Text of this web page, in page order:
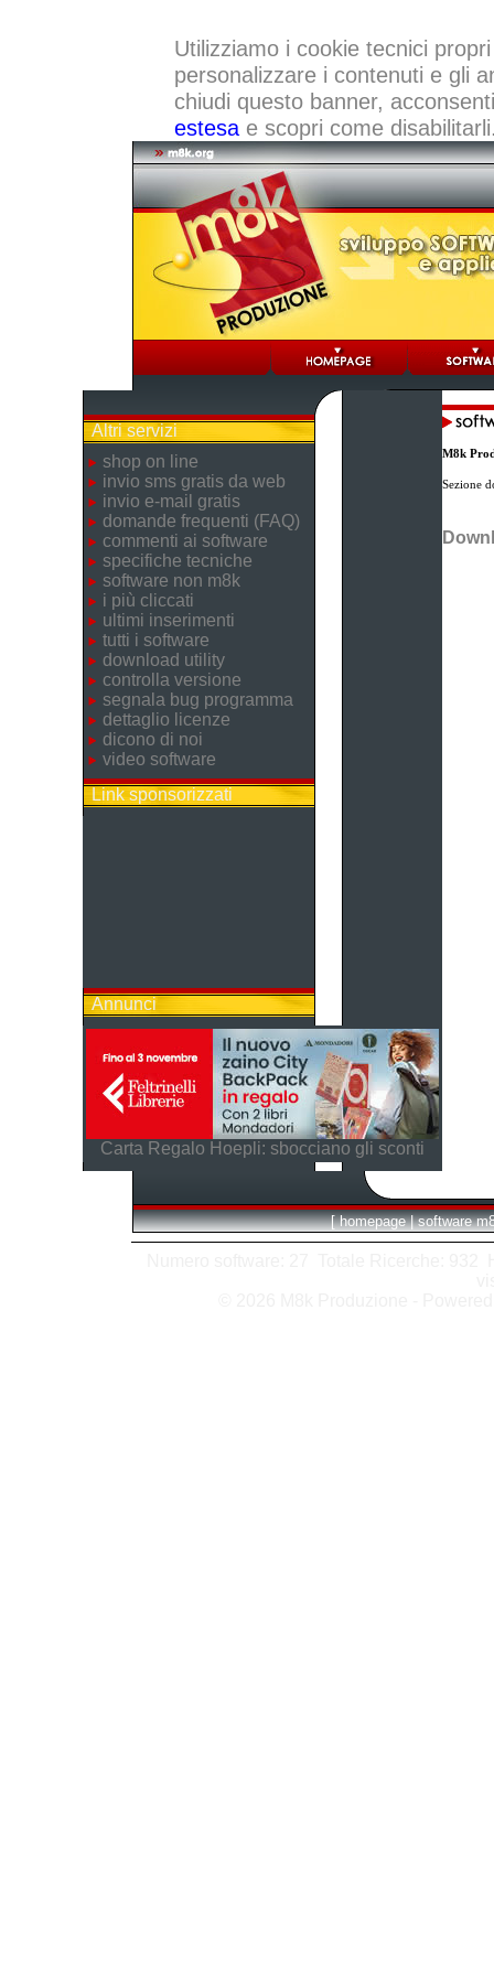
Utilizziamo i cookie tecnici
personalizzare i contenuti e gli
chiudi questo banner,
estesae scopri come
Altri servizi
shop on line
invio sms gratis da web
invio e-mail gratis
domande frequenti (FAQ)
commenti ai software
specifiche tecniche
software non m8k
i più cliccati
ultimi inserimenti
tutti i software
download utility
controlla versione
segnala bug programma
dettaglio licenze
dicono di noi
video software
Link sponsorizzati
Annunci
Carta Regalo Hoepli: sbocciano gli sconti
M8k
Sezione
[ homepage | software